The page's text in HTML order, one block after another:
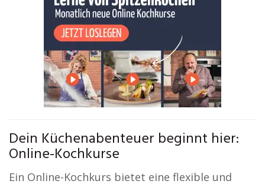
Dein Küchenabenteuer beginnt hier:
Online-Kochkurse
Ein Online-Kochkurs bietet eine flexible und